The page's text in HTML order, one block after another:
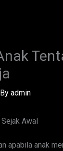
admin
Awal
apabila anak